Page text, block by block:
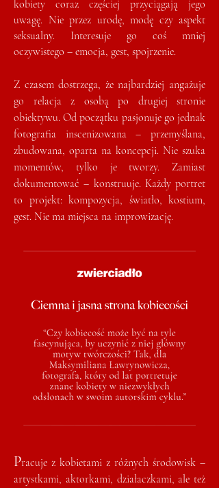
kobiety coraz częściej przyciągają jego
uwagę. Nie przez urodę, modę czy aspekt
seksualny. Interesuje go coś mniej
oczywistego – emocja, gest, spojrzenie.
Z czasem dostrzega, że najbardziej angażuje
go relacja z osobą po drugiej stronie
obiektywu. Od początku pasjonuje go jednak
fotografia inscenizowana – przemyślana,
zbudowana, oparta na koncepcji. Nie szuka
momentów, tylko je tworzy. Zamiast
dokumentować – konstruuje. Każdy portret
to projekt: kompozycja, światło, kostium,
gest. Nie ma miejsca na improwizację.
Pracuje z kobietami z różnych środowisk –
artystkami, aktorkami, działaczkami, ale też